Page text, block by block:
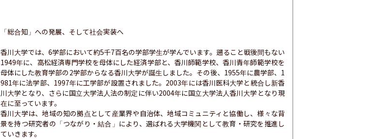
「総合知」への発展、そして社会実装へ
香川大学では、6学部において約5千7百名の学部学生が学んでいます。遡ること戦後間もない
1949年に、高松経済専門学校を母体にした経済学部と、香川師範学校、香川青年師範学校を
母体にした教育学部の2学部からなる香川大学が誕生しました。その後、1955年に農学部、1
981年に法学部、1997年に工学部が設置されました。2003年には香川医科大学と統合し新香
川大学となり、さらに国立大学法人法の制定に伴い2004年に国立大学法人香川大学となり現
在に至っています。
香川大学は、地域の知の拠点として産業界や自治体、地域コミュニティと協働し、様々な背
景を持つ研究者の「つながり・結合」により、選ばれる大学機関として教育・研究を推進し
ていきます。